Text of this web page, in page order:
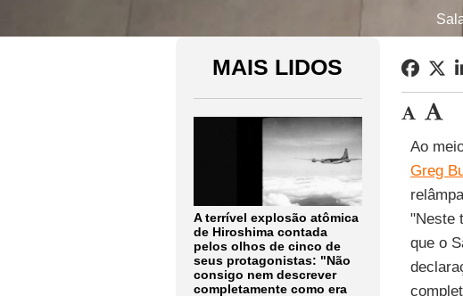
MAIS LIDOS
A terrível explosão atômica
de Hiroshima contada
pelos olhos de cinco de
seus protagonistas: "Não
consigo nem descrever
completamente como era
Ao
Greg
"Neste
que o